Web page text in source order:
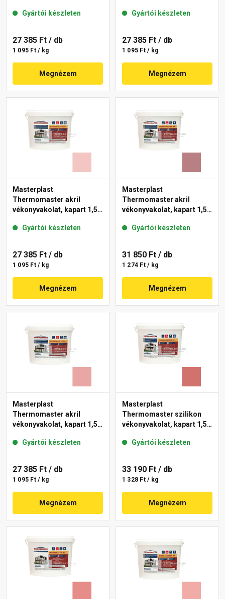
25-D 25 kg
Gyártói készleten
27 385 Ft / db
1 095 Ft / kg
Megnézem
Gyártói készleten
27 385 Ft / db
1 095 Ft / kg
Megnézem
Masterplast
Thermomaster akril
vékonyvakolat, kapart 1,5
Gyártói készleten
27 385 Ft / db
1 095 Ft / kg
Megnézem
Masterplast
Thermomaster akril
vékonyvakolat, kapart 1,5
Gyártói készleten
31 850 Ft / db
1 274 Ft / kg
Megnézem
Masterplast
Thermomaster akril
vékonyvakolat, kapart 1,5
Gyártói készleten
27 385 Ft / db
1 095 Ft / kg
Megnézem
Masterplast
Thermomaster szilikon
vékonyvakolat, kapart 1,5
Gyártói készleten
33 190 Ft / db
1 328 Ft / kg
Megnézem